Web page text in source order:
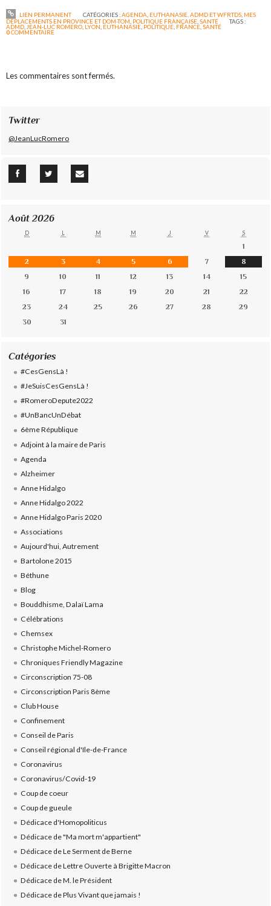
LIEN PERMANENT CATÉGORIES :AGENDA EUTHANASIE, ADMD ET WFRTDS, MES
DÉPLACEMENTS EN PROVINCE ET DOM-TOM POLITIQUE FRANÇAISE ,SANTÉ TAGS :
ADMD JEAN-LUC ROMERO LYON EUTHANASIE POLITIQUE FRANCE ,SANTÉ
0COMMENTAIRE
Les commentaires sont fermés.
Twitter
@JeanLucRomero
Août 2026
D L M M J V S
1
2
3 4 5 6 7
8
9
10 11 12 13 14
15
16
17 18 19 20 21
22
23
24 25 26 27 28
29
30
31
Catégories
#CesGensLà !
#JeSuisCesGensLà !
#RomeroDepute2022
#UnBancUnDébat
6ème République
Adjoint à la maire de Paris
Agenda
Alzheimer
Anne Hidalgo
Anne Hidalgo 2022
Anne Hidalgo Paris 2020
Associations
Aujourd'hui, Autrement
Bartolone 2015
Béthune
Blog
Bouddhisme, Dalaï Lama
Célébrations
Chemsex
Christophe Michel-Romero
Chroniques Friendly Magazine
Circonscription 75-08
Circonscription Paris 8ème
Club House
Confinement
Conseil de Paris
Conseil régional d'Ile-de-France
Coronavirus
Coronavirus/Covid-19
Coup de coeur
Coup de gueule
Dédicace d'Homopoliticus
Dédicace de "Ma mort m'appartient"
Dédicace de Le Serment de Berne
Dédicace de Lettre Ouverte à Brigitte Macron
Dédicace de M. le Président
Dédicace de Plus Vivant que jamais !